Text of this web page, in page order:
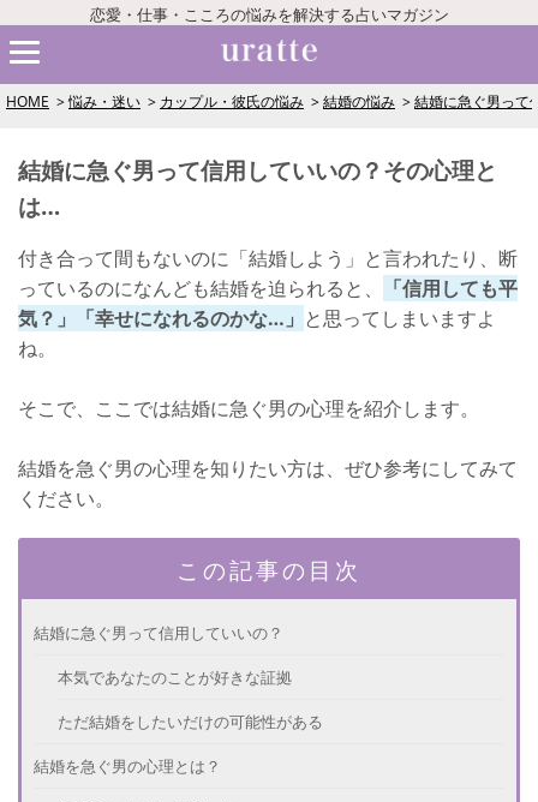
恋愛・仕事・こころの悩みを解決する占いマガジン
HOME 悩み・迷い カップル・彼氏の悩み 結婚の悩み 結婚に急ぐ男って
結婚に急ぐ男って信用していいの？その心理と
は…
付き合って間もないのに「結婚しよう」と言われたり、断
っているのになんども結婚を迫られると、
「信用しても平
気？」「幸せになれるのかな…」 と思ってしまいますよ
ね。
そこで、ここでは結婚に急ぐ男の心理を紹介します。
結婚を急ぐ男の心理を知りたい方は、ぜひ参考にしてみて
ください。
この記事の目次
結婚に急ぐ男って信用していいの？
本気であなたのことが好きな証拠
ただ結婚をしたいだけの可能性がある
結婚を急ぐ男の心理とは？